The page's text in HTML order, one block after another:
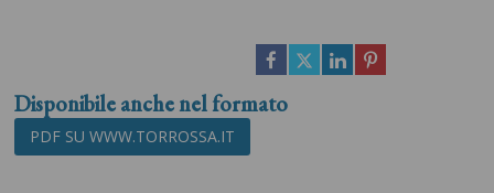
Disponibile anche nel formato
PDF SU WWW.TORROSSA.IT